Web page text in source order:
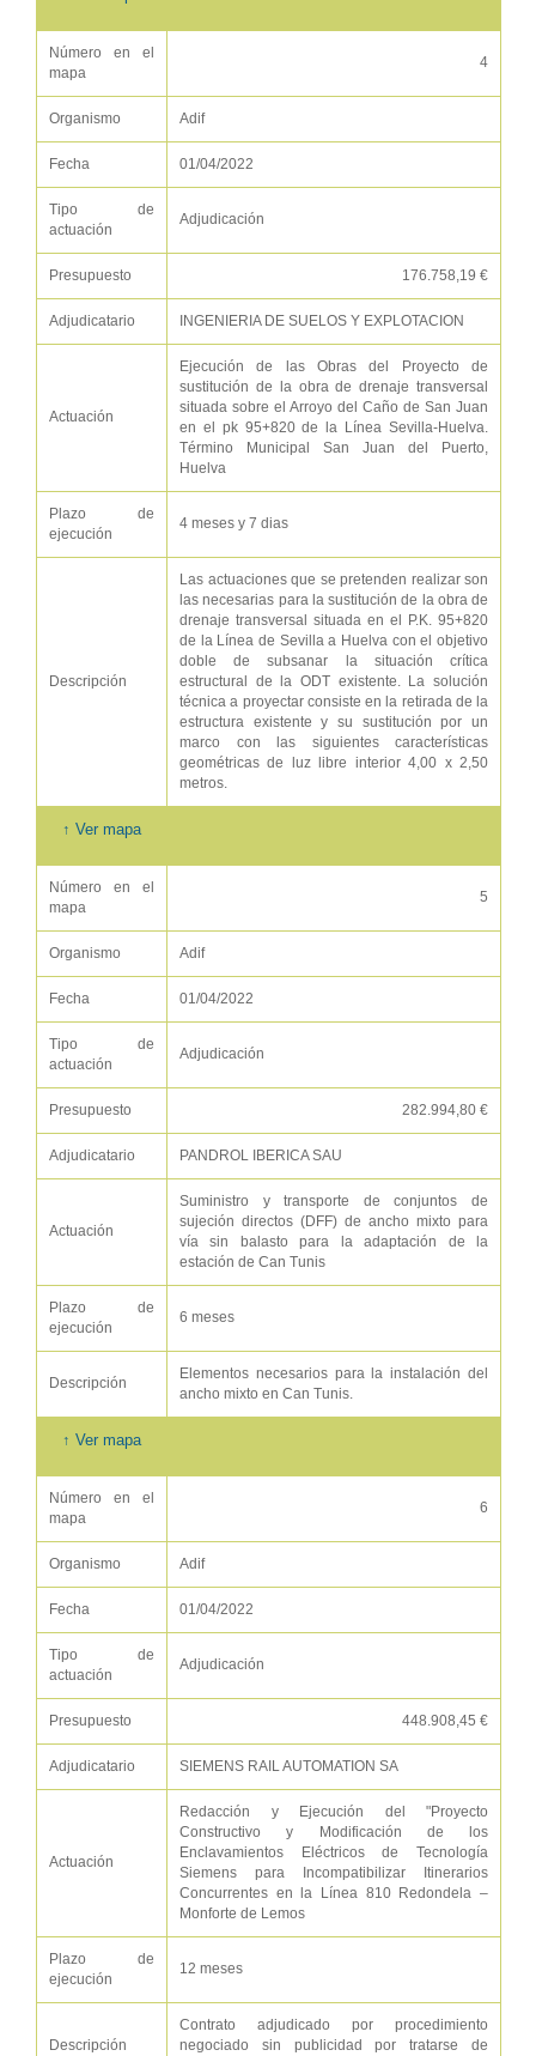
Número en el
mapa
4
Organismo Adif
Fecha 01/04/2022
Tipo de
actuación
Adjudicación
Presupuesto 176.758,19 €
Adjudicatario INGENIERIA DE SUELOS Y EXPLOTACION
Actuación
Ejecución de las Obras del Proyecto de
sustitución de la obra de drenaje transversal
situada sobre el Arroyo del Caño de San Juan
en el pk 95+820 de la Línea Sevilla-Huelva.
Término Municipal San Juan del Puerto,
Huelva
Plazo de
ejecución
4 meses y 7 dias
Descripción
Las actuaciones que se pretenden realizar son
las necesarias para la sustitución de la obra de
drenaje transversal situada en el P.K. 95+820
de la Línea de Sevilla a Huelva con el objetivo
doble de subsanar la situación crítica
estructural de la ODT existente. La solución
técnica a proyectar consiste en la retirada de la
estructura existente y su sustitución por un
marco con las siguientes características
geométricas de luz libre interior 4,00 x 2,50
metros.
↑ Ver mapa
Número en el
mapa
5
Organismo Adif
Fecha 01/04/2022
Tipo de
actuación
Adjudicación
Presupuesto 282.994,80 €
Adjudicatario PANDROL IBERICA SAU
Actuación
Suministro y transporte de conjuntos de
sujeción directos (DFF) de ancho mixto para
vía sin balasto para la adaptación de la
estación de Can Tunis
Plazo de
ejecución
6 meses
Descripción
Elementos necesarios para la instalación del
ancho mixto en Can Tunis.
↑ Ver mapa
Número en el
mapa
6
Organismo Adif
Fecha 01/04/2022
Tipo de
actuación
Adjudicación
Presupuesto 448.908,45 €
Adjudicatario SIEMENS RAIL AUTOMATION SA
Actuación
Redacción y Ejecución del "Proyecto
Constructivo y Modificación de los
Enclavamientos Eléctricos de Tecnología
Siemens para Incompatibilizar Itinerarios
Concurrentes en la Línea 810 Redondela –
Monforte de Lemos
Plazo de
ejecución
12 meses
Descripción
Contrato adjudicado por procedimiento
negociado sin publicidad por tratarse de